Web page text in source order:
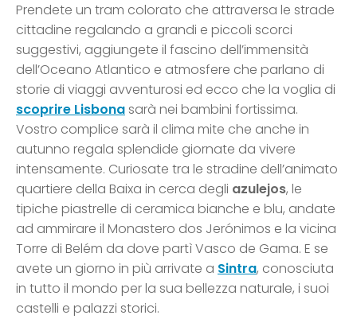
Prendete un tram colorato che attraversa le strade
cittadine regalando a grandi e piccoli scorci
suggestivi, aggiungete il fascino dell’immensità
dell’Oceano Atlantico e atmosfere che parlano di
storie di viaggi avventurosi ed ecco che la voglia di
scoprire Lisbonasarà nei bambini fortissima.
Vostro complice sarà il clima mite che anche in
autunno regala splendide giornate da vivere
intensamente. Curiosate tra le stradine dell’animato
quartiere della Baixa in cerca degli azulejos, le
tipiche piastrelle di ceramica bianche e blu, andate
ad ammirare il Monastero dos Jerónimos e la vicina
Torre di Belém da dove partì Vasco de Gama. E se
avete un giorno in più arrivate a Sintra, conosciuta
in tutto il mondo per la sua bellezza naturale, i suoi
castelli e palazzi storici.